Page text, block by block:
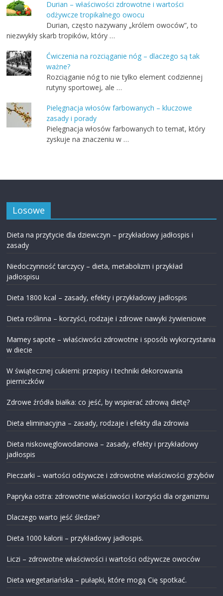
Durian – właściwości zdrowotne i wartości
odżywcze tropikalnego owocu
Durian, często nazywany „królem owoców”, to
niezwykły skarb tropików, który …
Ćwiczenia na rozciąganie nóg – dlaczego są tak
ważne?
Rozciąganie nóg to nie tylko element codziennej
rutyny sportowej, ale …
Pielęgnacja włosów farbowanych – kluczowe
zasady i porady
Pielęgnacja włosów farbowanych to temat, który
zyskuje na znaczeniu w …
Losowe
Dieta na przytycie dla dziewczyn – przykładowy jadłospis i
zasady
Niedoczynność tarczycy – dieta, metabolizm i przykład
jadłospisu
Dieta 1800 kcal – zasady, efekty i przykładowy jadłospis
Dieta roślinna – korzyści, rodzaje i zdrowe nawyki żywieniowe
Mamey sapote – właściwości zdrowotne i sposób wykorzystania
w diecie
W świątecznej cukierni: przepisy i techniki dekorowania
pierniczków
Zdrowe źródła białka: co jeść, by wspierać zdrową dietę?
Dieta eliminacyjna – zasady, rodzaje i efekty dla zdrowia
Dieta niskowęglowodanowa – zasady, efekty i przykładowy
jadłospis
Pieczarki – wartości odżywcze i zdrowotne właściwości grzybów
Papryka ostra: zdrowotne właściwości i korzyści dla organizmu
Dlaczego warto jeść śledzie?
Dieta 1000 kalorii – przykładowy jadłospis.
Liczi – zdrowotne właściwości i wartości odżywcze owoców
Dieta wegetariańska – pułapki, które mogą Cię spotkać.